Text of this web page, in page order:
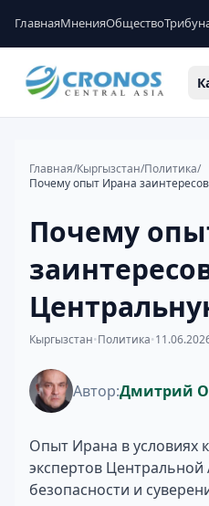
ГлавнаяМненияОбщество
Главная/Кыргызстан/Политика/
Почему опыт Ирана
Почему
Кыргызстан•Политика•
Автор:Дмитрий
Опыт Ирана в условиях
экспертов Центральной
безопасности и